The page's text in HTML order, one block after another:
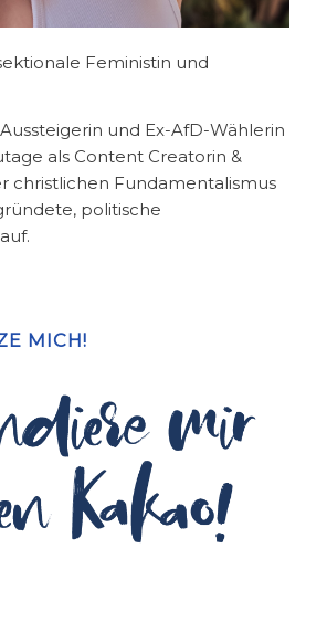
Feministin und
und Ex-AfD-Wählerin
als Content Creatorin &
christlichen Fundamentalismus
politische
MICH!